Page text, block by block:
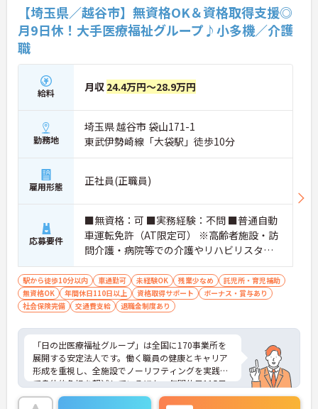
【埼玉県／越谷市】無資格OK＆資格取得支援◎
月9日休！大手医療福祉グループ♪小多機／介護
職
給料 月収 24.4万円～28.9万円
勤務地
埼玉県 越谷市 袋山171-1
東武伊勢崎線「大袋駅」徒歩10分
雇用形態 正社員(正職員)
応募要件
■無資格：可 ■実務経験：不問 ■普通自動
車運転免許（AT限定可） ※高齢者施設・訪
問介護・病院等での介護やリハビリスタッ
フ経験者歓迎
駅から徒歩10分以内 車通勤可 未経験OK 残業少なめ
託児所・育児補助
無資格OK
年間休日110日以上 資格取得サポート
ボーナス・賞与あり
社会保険完備
交通費支給 退職金制度あり
「日の出医療福祉グループ」は全国に170事業所を
展開する安定法人です。働く職員の健康とキャリア
形成を重視し、全施設でノーリフティングを実践し
て身体的負担を軽減しているほか、年間休日115日
＋夏季・冬季・リフレッシュ休暇、月平均残業5時